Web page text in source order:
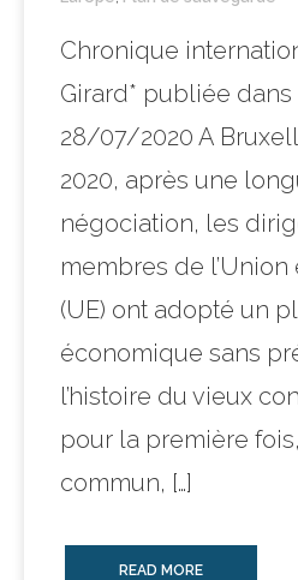
Chronique
Girard* publiée
28/07/2020 A
2020, après une
négociation, les
membres de
(UE) ont adopté un
économique sans
l’histoire du vieux
pour la première
commun, […]
READ MORE